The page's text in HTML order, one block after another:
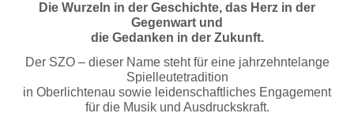
Die Wurzeln in der Geschichte, das Herz in der
Gegenwart und
die Gedanken in der Zukunft.
Der SZO – dieser Name steht für eine jahrzehntelange
Spielleutetradition
in Oberlichtenau sowie leidenschaftliches Engagement
für die Musik und Ausdruckskraft.